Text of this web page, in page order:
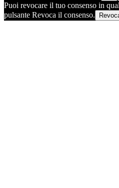
Puoi revocare il tuo consenso in
pulsante Revoca il consenso.